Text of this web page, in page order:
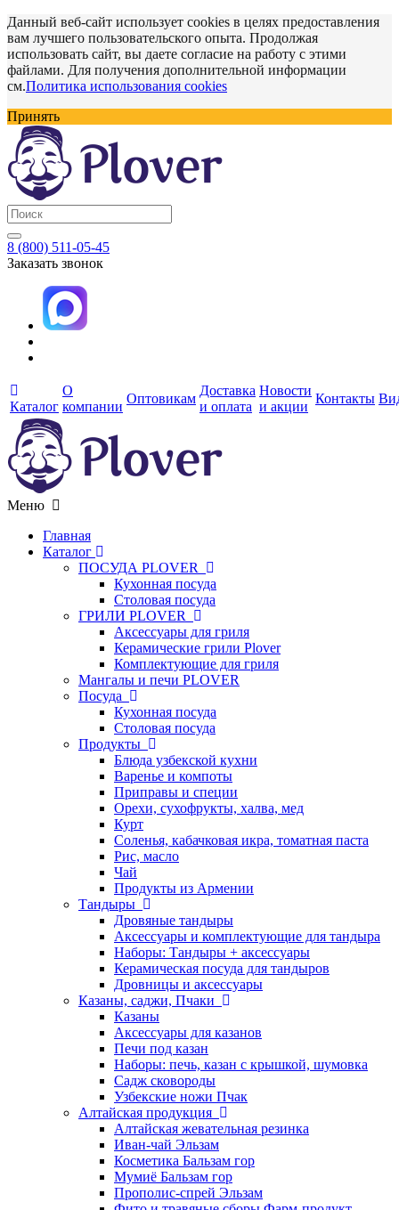
Данный веб-сайт использует cookies в целях предоставления
вам лучшего пользовательского опыта. Продолжая
использовать сайт, вы даете согласие на работу с этими
файлами. Для получения дополнительной информации
см.Политика использования cookies
Принять
8 (800) 511-05-45
Заказать звонок
Каталог
О
компании
Оптовикам
Доставка
и оплата
Новости
и акции
Контакты
Меню
Главная
Каталог
ПОСУДА PLOVER
Кухонная посуда
Столовая посуда
ГРИЛИ PLOVER
Аксессуары для гриля
Керамические грили Plover
Комплектующие для гриля
Мангалы и печи PLOVER
Посуда
Кухонная посуда
Столовая посуда
Продукты
Блюда узбекской кухни
Варенье и компоты
Приправы и специи
Орехи, сухофрукты, халва, мед
Курт
Соленья, кабачковая икра, томатная паста
Рис, масло
Чай
Продукты из Армении
Тандыры
Дровяные тандыры
Аксессуары и комплектующие для тандыра
Наборы: Тандыры + аксессуары
Керамическая посуда для тандыров
Дровницы и аксессуары
Казаны, саджи, Пчаки
Казаны
Аксессуары для казанов
Печи под казан
Наборы: печь, казан с крышкой, шумовка
Садж сковороды
Узбекские ножи Пчак
Алтайская продукция
Алтайская жевательная резинка
Иван-чай Эльзам
Косметика Бальзам гор
Мумиё Бальзам гор
Прополис-спрей Эльзам